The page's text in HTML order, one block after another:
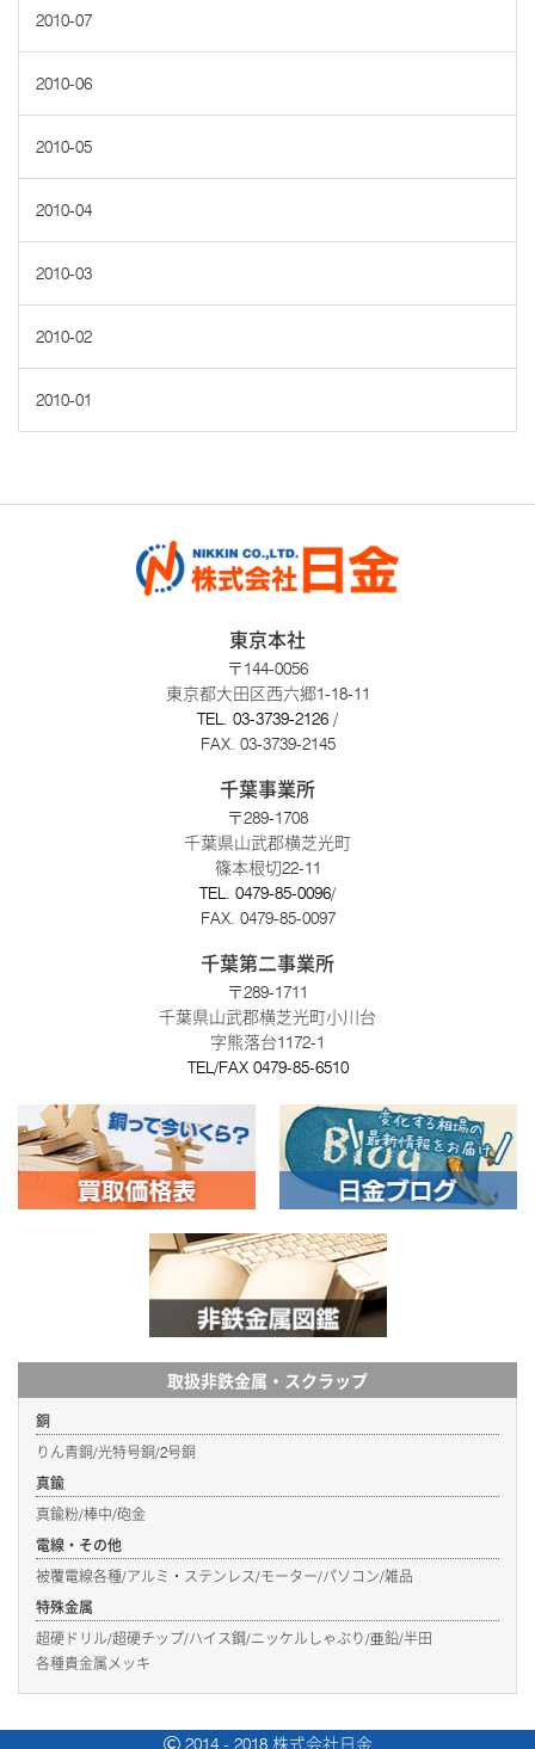
2010-07
2010-06
2010-05
2010-04
2010-03
2010-02
2010-01
東京本社
〒144-0056
東京都大田区西六郷1-18-11
TEL. 03-3739-2126 /
FAX. 03-3739-2145
千葉事業所
〒289-1708
千葉県山武郡横芝光町
篠本根切22-11
TEL. 0479-85-0096/
FAX. 0479-85-0097
千葉第二事業所
〒289-1711
千葉県山武郡横芝光町小川台
字熊落台1172-1
TEL/FAX 0479-85-6510
取扱非鉄金属・スクラップ
銅
りん青銅/光特号銅/2号銅
真鍮
真鍮粉/棒中/砲金
電線・その他
被覆電線各種/アルミ・ステンレス/モーター/パソコン/雑品
特殊金属
超硬ドリル/超硬チップ/ハイス鋼/ニッケルしゃぶり/亜鉛/半田
各種貴金属メッキ
2014 - 2018 株式会社日金